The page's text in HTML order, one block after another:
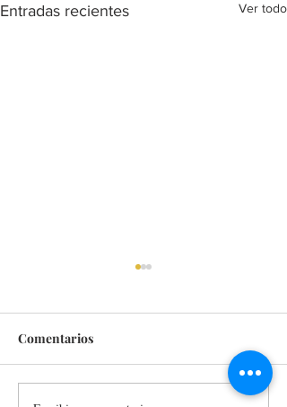
Entradas recientes Ver todo
Comentarios